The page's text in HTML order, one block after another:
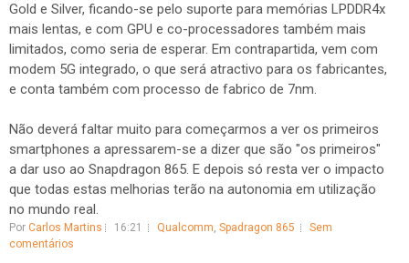
Gold e Silver, ficando-se pelo suporte para memórias LPDDR4x
mais lentas, e com GPU e co-processadores também mais
limitados, como seria de esperar. Em contrapartida, vem com
modem 5G integrado, o que será atractivo para os fabricantes,
e conta também com processo de fabrico de 7nm.
Não deverá faltar muito para começarmos a ver os primeiros
smartphones a apressarem-se a dizer que são "os primeiros"
a dar uso ao Snapdragon 865. E depois só resta ver o impacto
que todas estas melhorias terão na autonomia em utilização
no mundo real.
Por Carlos Martins 16:21 Qualcomm, Spadragon 865
Sem
comentários